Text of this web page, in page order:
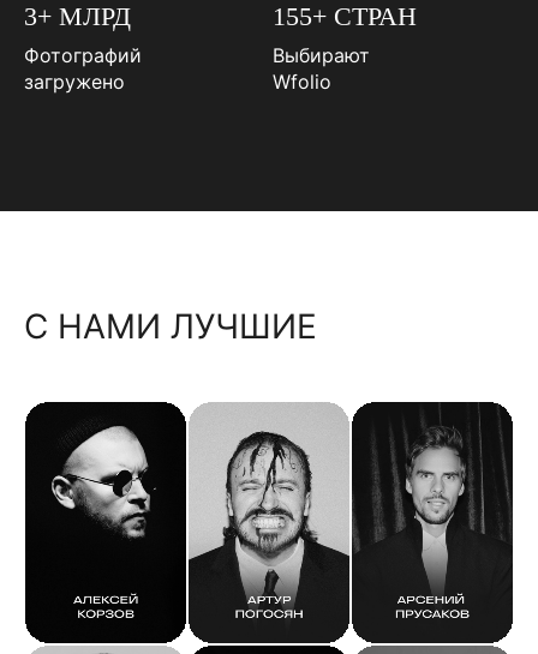
3+ МЛРД
Фотографий
загружено
155+ СТРАН
Выбирают
Wfolio
С НАМИ ЛУЧШИЕ